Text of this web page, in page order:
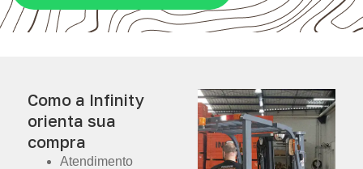
Como a Infinity
orienta sua
compra
Atendimento